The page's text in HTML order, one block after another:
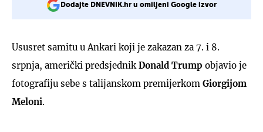
Dodajte DNEVNIK.hr u omiljeni Google izvor
Ususret samitu u Ankari koji je zakazan za 7. i 8.
srpnja, američki predsjednik Donald Trump objavio je
fotografiju sebe s talijanskom premijerkom Giorgijom
Meloni.